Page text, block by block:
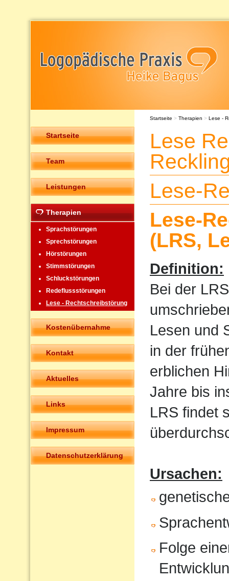
Startseite
Team
Leistungen
Therapien
Sprachstörungen
Sprechstörungen
Hörstörungen
Stimmstörungen
Schluckstörungen
Redeflussstörungen
Lese - Rechtschreibstörung
Kostenübernahme
Kontakt
Aktuelles
Links
Impressum
Datenschutzerklärung
Startseite > Therapien > Lese -
Lese
Lese-
Lese-
(LRS,
Definition:
Bei der
Lesen und
in der
erblichen
Jahre bis
LRS findet
Ursachen:
Folge